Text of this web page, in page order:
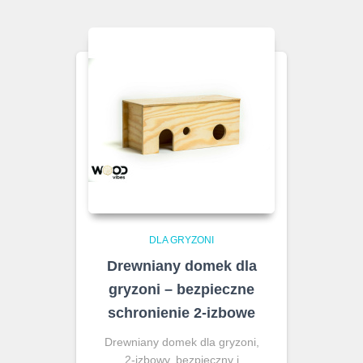
DLA GRYZONI
Drewniany domek dla
gryzoni – bezpieczne
schronienie 2-izbowe
Drewniany domek dla gryzoni,
2-izbowy, bezpieczny i